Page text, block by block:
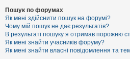
Пошук по форумах
Як мені здійснити пошук на форумі?
Чому мій пошук не дає результатів?
В результаті пошуку я отримав порожню
Як мені знайти учасників форуму?
Як мені знайти власні повідомлення та